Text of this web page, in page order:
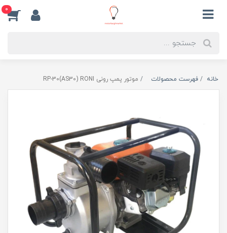
0
خانه فهرست محصولات موتور پمپ رونی RP-30(AS30) RONI